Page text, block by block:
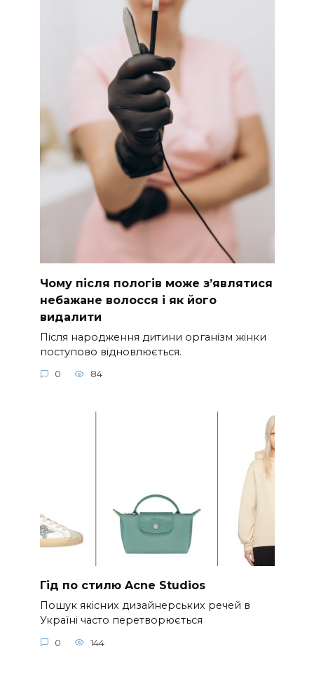
Чому після пологів може з’являтися
небажане волосся і як його
видалити
Після народження дитини організм жінки
поступово відновлюється.
0 84
Гід по стилю Acne Studios
Пошук якісних дизайнерських речей в
Україні часто перетворюється
0 144